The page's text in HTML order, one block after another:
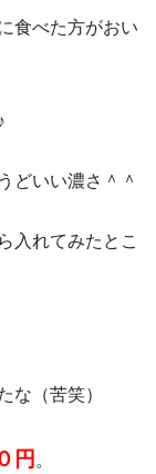
食べた方がおい
どいい濃さ＾＾
入れてみたとこ
な（苦笑）
円 。